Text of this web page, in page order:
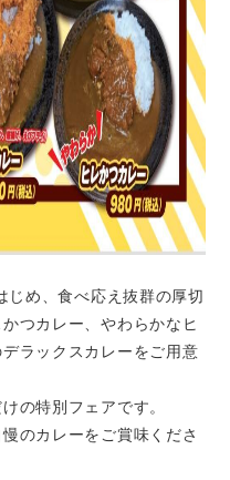
じめ、食べ応え抜群の厚切
つカレー、やわらかなヒ
ラックスカレーをご用意
の特別フェアです。
のカレーをご賞味くださ